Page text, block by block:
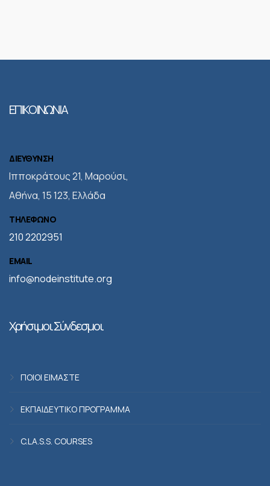
ΕΠΙΚΟΙΝΩΝΙΑ
ΔΙΕΥΘΥΝΣΗ
Iπποκράτους 21, Μαρούσι,
Αθήνα, 15 123, Ελλάδα
ΤΗΛΕΦΩΝΟ
210 2202951
EMAIL
info@nodeinstitute.org
Χρήσιμοι Σύνδεσμοι
ΠΟΙΟΙ ΕΙΜΑΣΤΕ
ΕΚΠΑΙΔΕΥΤΙΚΟ ΠΡΟΓΡΑΜΜΑ
C.LA.S.S. COURSES